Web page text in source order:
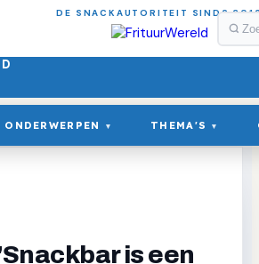
DE SNACKAUTORITEIT SINDS
ONDERWERPEN ▾ THEMA'S ▾
is een